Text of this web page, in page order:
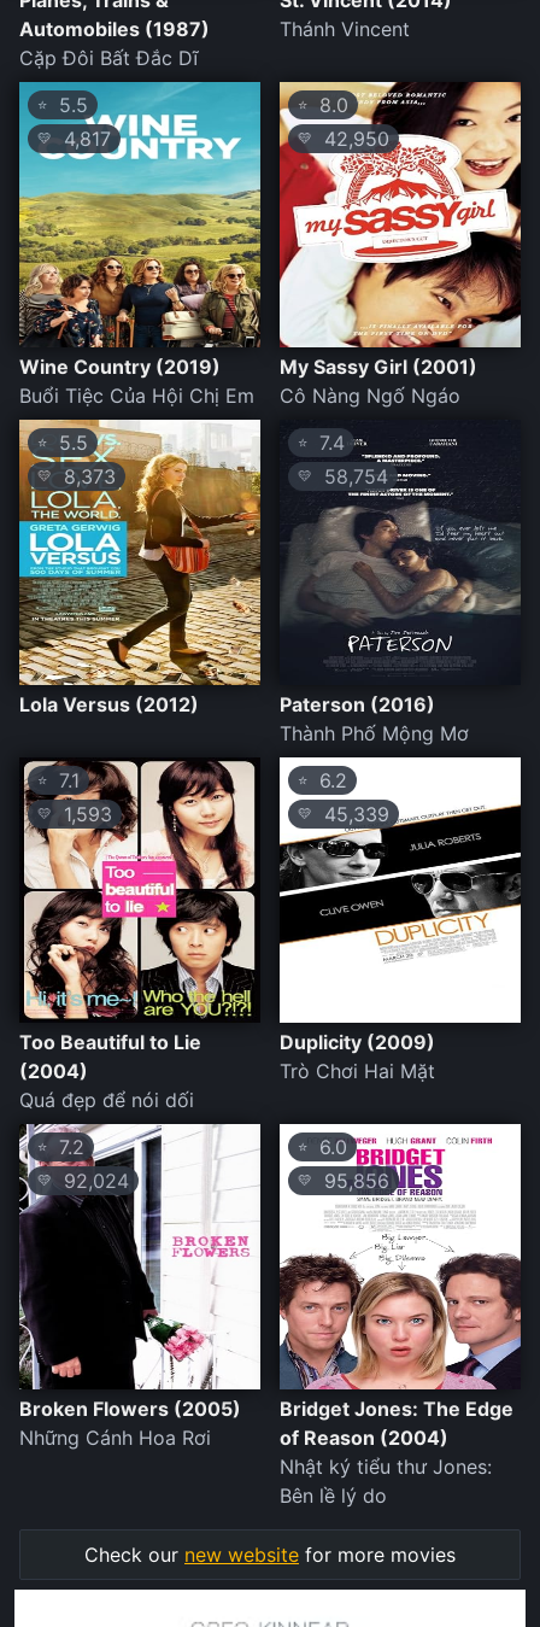
Automobiles (1987)
Cặp Đôi Bất Đắc Dĩ
Thánh Vincent
⭐ 5.5
💛 4,817
Wine Country (2019)
Buổi Tiệc Của Hội Chị Em
⭐ 8.0
💛 42,950
My Sassy Girl (2001)
Cô Nàng Ngố Ngáo
⭐ 5.5
💛 8,373
Lola Versus (2012)
⭐ 7.4
💛 58,754
Paterson (2016)
Thành Phố Mộng Mơ
⭐ 7.1
💛 1,593
Too Beautiful to Lie
(2004)
Quá đẹp để nói dối
⭐ 6.2
💛 45,339
Duplicity (2009)
Trò Chơi Hai Mặt
⭐ 7.2
💛 92,024
Broken Flowers (2005)
Những Cánh Hoa Rơi
⭐ 6.0
💛 95,856
Bridget Jones: The Edge
of Reason (2004)
Nhật ký tiểu thư Jones:
Bên lề lý do
Check our new website for more movies